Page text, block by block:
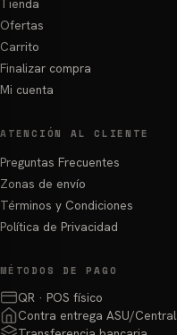
Ofertas
Carrito
Finalizar compra
Mi cuenta
ATENCIÓN AL CLIENTE
Preguntas Frecuentes
Zonas de envío
Términos y Condiciones
Política de Privacidad
MÉTODOS DE PAGO
QR · POS físico
Contra entrega ASU/Central